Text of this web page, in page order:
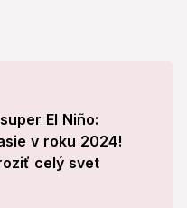
El Niño:
v roku 2024!
celý svet